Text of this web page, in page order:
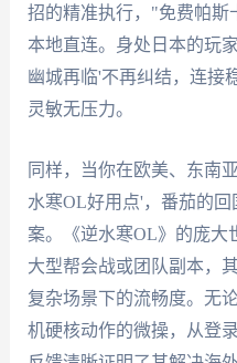
招的精准执行，"免费帕斯
本地直连。身处日本的玩
幽城再临'不再纠结，连接
灵敏无压力。
同样，当你在欧美、东南
水寒OL好用点'，番茄的
案。《逆水寒OL》的庞大
大型帮会战或团队副本，
复杂场景下的流畅度。无
机硬核动作的微操，从登